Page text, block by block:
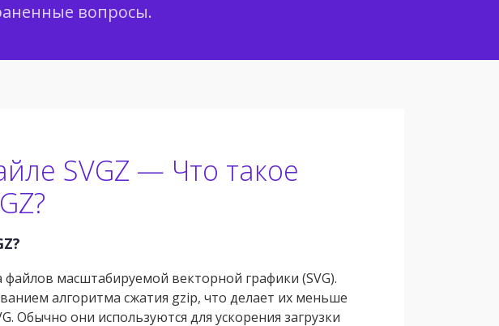
вопросы.
SVGZ — Что такое
масштабируемой векторной графики (SVG).
алгоритма сжатия gzip, что делает их меньше
Обычно они используются для ускорения загрузки